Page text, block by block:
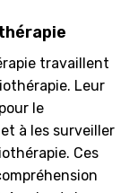
travaillent
Leur
le
à les surveiller
Ces